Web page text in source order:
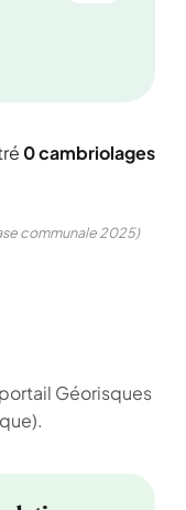
0 cambriolages
communale 2025)
Géorisques